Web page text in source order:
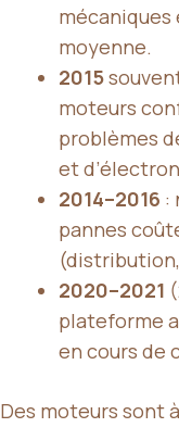
moyenne.
2015
moteurs
problèmes
et
2014–2016 :
pannes
2020–2021
plateforme
en cours de
Des moteurs sont